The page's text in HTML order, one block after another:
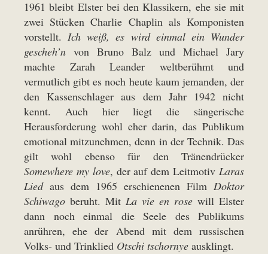
1961 bleibt Elster bei den Klassikern, ehe sie mit
zwei Stücken Charlie Chaplin als Komponisten
vorstellt.Ich weiß, es wird einmal ein Wunder
gescheh’n von Bruno Balz und Michael Jary
machte Zarah Leander weltberühmt und
vermutlich gibt es noch heute kaum jemanden, der
den Kassenschlager aus dem Jahr 1942 nicht
kennt. Auch hier liegt die sängerische
Herausforderung wohl eher darin, das Publikum
emotional mitzunehmen, denn in der Technik. Das
gilt wohl ebenso für den Tränendrücker
Somewhere my love, der auf dem LeitmotivLaras
Liedaus dem 1965 erschienenen Film Doktor
Schiwago beruht. Mit La vie en rose will Elster
dann noch einmal die Seele des Publikums
anrühren, ehe der Abend mit dem russischen
Volks- und Trinklied Otschi tschornye ausklingt.